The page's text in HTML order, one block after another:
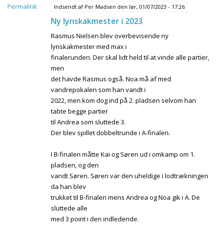
Permalink Indsendt af Per Madsen den lør, 01/07/2023 - 17:26
Ny lynskakmester i 2023
Rasmus Nielsen blev overbevisende ny
lynskakmester med max i
finalerunden. Der skal lidt held til at vinde alle partier,
men
det havde Rasmus også. Noa må af med
vandrepokalen som han vandt i
2022, men kom dog ind på 2. pladsen selvom han
tabte begge partier
til Andrea som sluttede 3.
Der blev spillet dobbeltrunde i A-finalen.
I B-finalen måtte Kai og Søren ud i omkamp om 1.
pladsen, og den
vandt Søren. Søren var den uheldige i lodtrækningen
da han blev
trukket til B-finalen mens Andrea og Noa gik i A. De
sluttede alle
med 3 point i den indledende.